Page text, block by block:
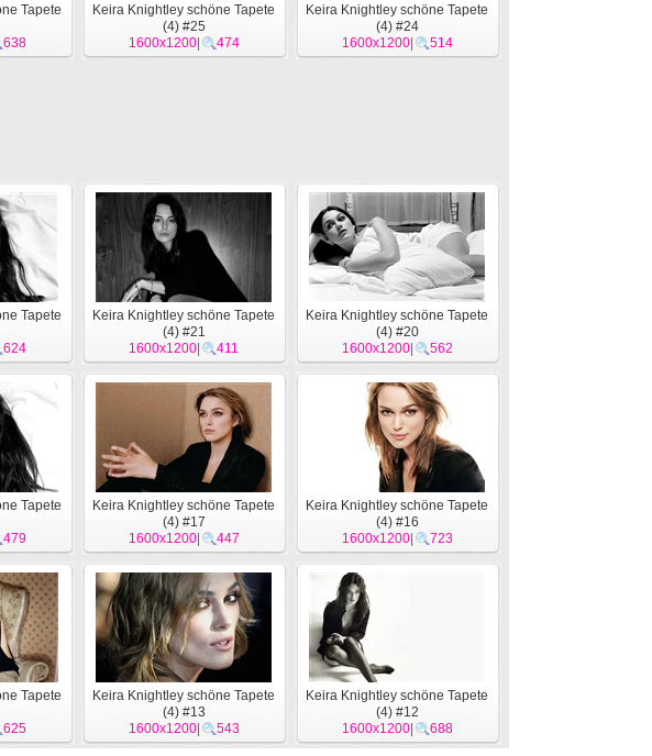
Tapete
638
Keira Knightley schöne Tapete
(4) #25
1600x1200| 474
Keira Knightley schöne Tapete
(4) #24
1600x1200| 514
Tapete
624
Keira Knightley schöne Tapete
(4) #21
1600x1200
411
Keira Knightley schöne Tapete
(4) #20
1600x1200| 562
Tapete
479
Keira Knightley schöne Tapete
(4) #17
1600x1200| 447
Keira Knightley schöne Tapete
(4) #16
1600x1200| 723
Tapete
625
Keira Knightley schöne Tapete
(4) #13
1600x1200| 543
Keira Knightley schöne Tapete
(4) #12
1600x1200| 688